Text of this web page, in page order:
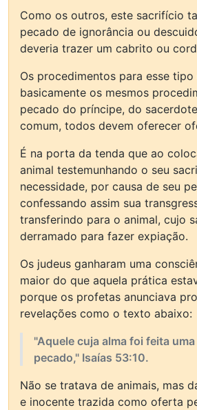
Como os outros, este sacrifício
pecado de ignorância ou
deveria trazer um cabrito ou
Os procedimentos para esse
basicamente os mesmos
pecado do príncipe, do
comum, todos devem oferecer
É na porta da tenda que ao
animal testemunhando o seu
necessidade, por causa de seu
confessando assim sua
transferindo para o animal, cujo
derramado para fazer expiação.
Os judeus ganharam uma
maior do que aquela prática
porque os profetas anunciava
revelações como o texto abaixo:
"Aquele cuja alma foi feita
pecado," Isaías 53:10.
Não se tratava de animais, mas
e inocente trazida como oferta